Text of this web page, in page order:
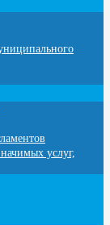
услуг,